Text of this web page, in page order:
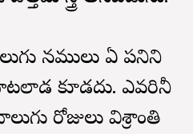
దినములు ఏ పనిని
కూడదు. ఎవరినీ
రోజులు విశ్రాంతి